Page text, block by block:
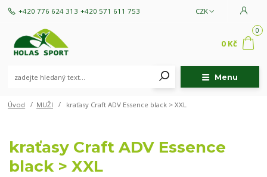
Menu
CZK
+420 776 624 313 +420 571 611 753
0
0 Kč
Úvod MUŽI kraťasy Craft ADV Essence black > XXL
kraťasy Craft ADV Essence
black > XXL